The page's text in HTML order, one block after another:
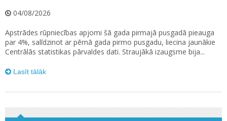
04/08/2026
Apstrādes rūpniecības apjomi šā gada pirmajā pusgadā pieauga
par 4%, salīdzinot ar pērnā gada pirmo pusgadu, liecina jaunākie
Centrālās statistikas pārvaldes dati. Straujākā izaugsme bija...
Lasīt tālāk